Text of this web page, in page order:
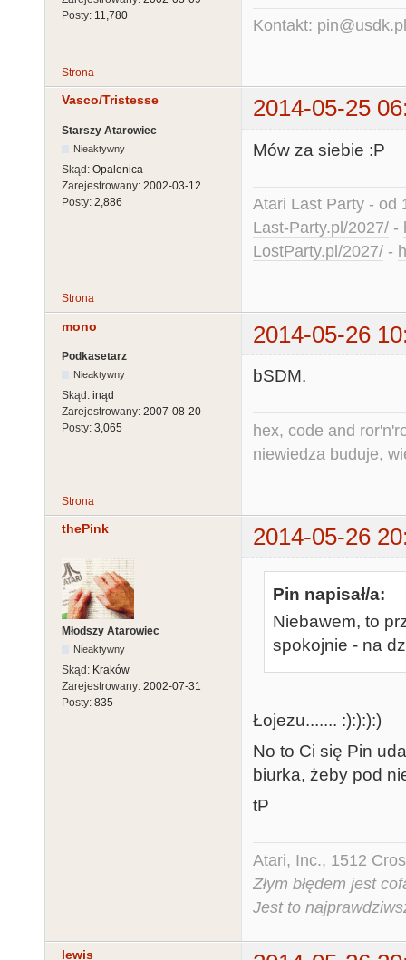
Posty: 11,780
Kontakt: pin@usdk.pl
Strona
Vasco/Tristesse 2014-05-25
Starszy Atarowiec
Nieaktywny
Skąd: Opalenica
Zarejestrowany: 2002-03-12
Posty: 2,886
Mów za siebie :P
Atari Last Party - od
Last-Party.pl/2027/ -
LostParty.pl/2027/ -
Strona
mono 2014-05-26
Podkasetarz
Nieaktywny
Skąd: inąd
Zarejestrowany: 2007-08-20
Posty: 3,065
bSDM.
hex, code and
niewiedza buduje,
Strona
thePink 2014-05-26
Młodszy Atarowiec
Nieaktywny
Skąd: Kraków
Zarejestrowany: 2002-07-31
Posty: 835
Pin napisał/a:
Niebawem, to
spokojnie - na
Łojezu....... :):):):)
No to Ci się Pin
biurka, żeby pod
tP
Atari, Inc., 1512
Złym błędem jest
Jest to
lewis